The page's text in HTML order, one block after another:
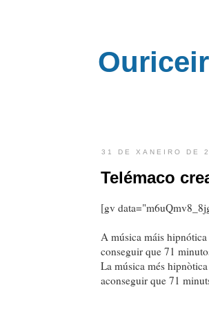
31 DE XANEIRO DE
Telémaco
[gv
A música máis
conseguir que 71
La música més
aconseguir que 71